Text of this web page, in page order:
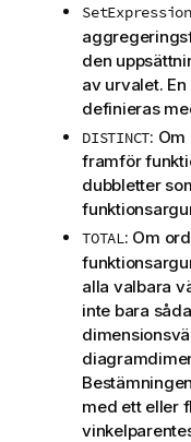
n
i
n
g
o
m
i
n
f
o
m
n
SetExpression
den
av urvalet.
definieras
DISTINCT:
framför
dubbletter
TOTAL: Om
alla valbara
inte bara
Bestämningen
med ett eller